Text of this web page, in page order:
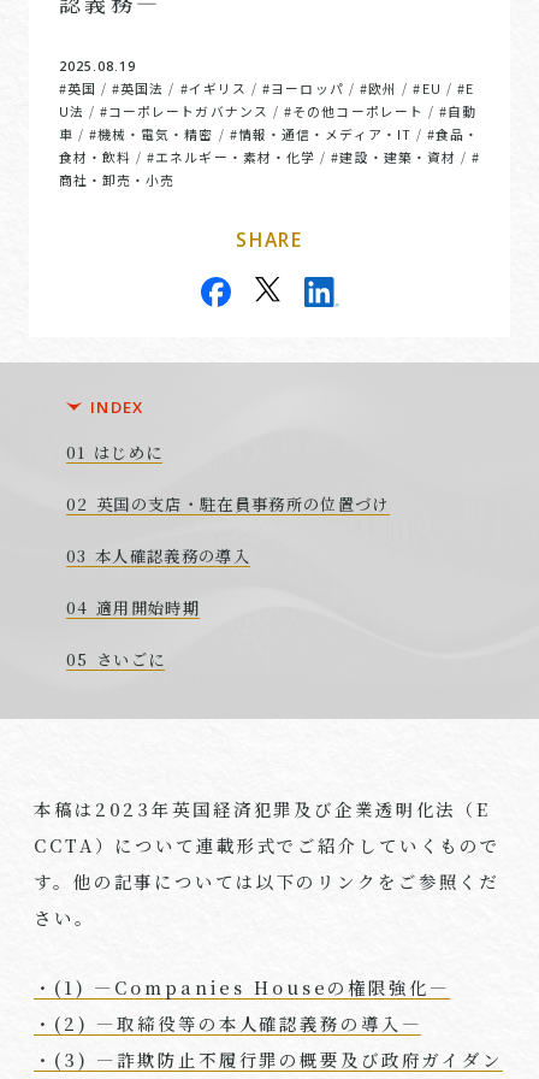
2025.08.19
#英国 / #英国法 / #イギリス /#ヨーロッパ / #欧州 /#EU / #E
U法 / #コーポレートガバナンス /#その他コーポレート /#自動
車 / #機械・電気・精密 / #情報・通信・メディア・IT /#食品・
食材・飲料 /#エネルギー・素材・化学 /#建設・建築・資材 /#
商社・卸売・小売
SHARE
INDEX
はじめに
英国の支店・駐在員事務所の位置づけ
本人確認義務の導入
適用開始時期
さいごに
本稿は2023年英国経済犯罪及び企業透明化法（E
CCTA）について連載形式でご紹介していくもので
す。他の記事については以下のリンクをご参照くだ
さい。
・(1) ―Companies Houseの権限強化―
・(2) ―取締役等の本人確認義務の導入―
・(3) ―詐欺防止不履行罪の概要及び政府ガイダン